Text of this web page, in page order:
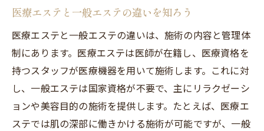
医療エステと一般エステの違いを知ろう
医療エステと一般エステの違いは、施術の内容と管理体
制にあります。医療エステは医師が在籍し、医療資格を
持つスタッフが医療機器を用いて施術します。これに対
し、一般エステは国家資格が不要で、主にリラクゼーシ
ョンや美容目的の施術を提供します。たとえば、医療エ
ステでは肌の深部に働きかける施術が可能ですが、一般